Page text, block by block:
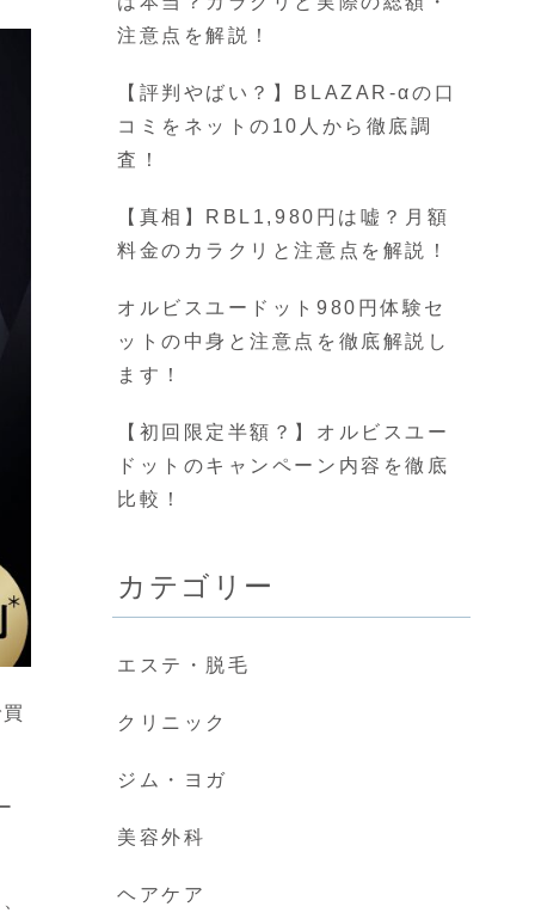
注意点を解説！
【評判やばい？】BLAZAR-αの口
コミをネットの10人から徹底調
査！
【真相】RBL1,980円は嘘？月額
料金のカラクリと注意点を解説！
オルビスユードット980円体験セ
ットの中身と注意点を徹底解説し
ます！
【初回限定半額？】オルビスユー
ドットのキャンペーン内容を徹底
比較！
カテゴリー
エステ・脱毛
クリニック
ジム・ヨガ
美容外科
ヘアケア